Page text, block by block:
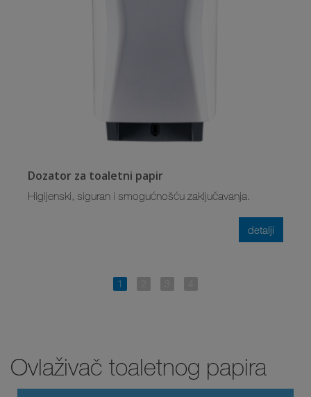
detalji
Dozator za toaletni papir
Higijenski, siguran i smogućnošću zaključavanja.
Ovlaživač toaletnog papira